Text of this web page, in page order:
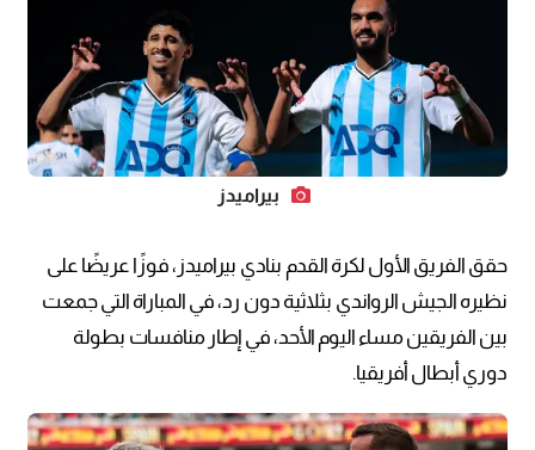
بيراميدز
حقق الفريق الأول لكرة القدم بنادي بيراميدز، فوزًا عريضًا على
نظيره الجيش الرواندي بثلاثية دون رد، في المباراة التي جمعت
بين الفريقين مساء اليوم الأحد، في إطار منافسات بطولة
دوري أبطال أفريقيا.